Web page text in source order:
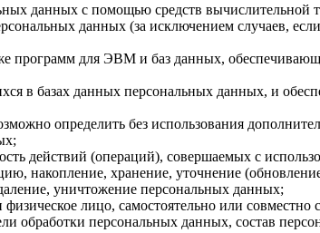
данных с помощью средств вычислительной
данных (за исключением случаев,
программ для ЭВМ и баз данных,
в базах данных персональных данных, и
определить без использования
действий (операций), совершаемых с
накопление, хранение, уточнение
уничтожение персональных данных;
лицо, самостоятельно или
обработки персональных данных, состав